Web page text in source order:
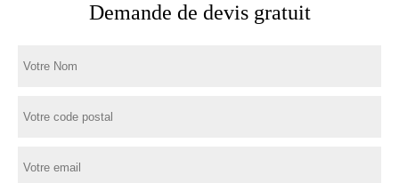
Demande de devis gratuit